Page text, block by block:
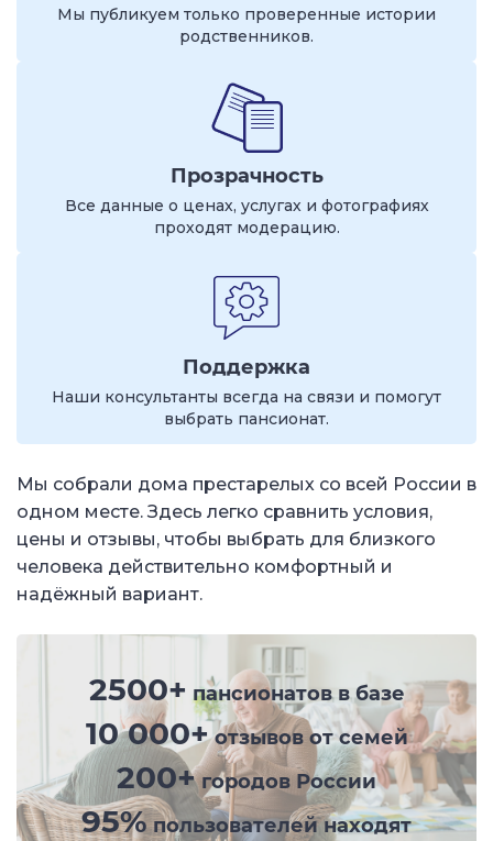
Мы публикуем только проверенные истории
родственников.
Прозрачность
Все данные о ценах, услугах и фотографиях
проходят модерацию.
Поддержка
Наши консультанты всегда на связи и помогут
выбрать пансионат.
Мы собрали дома престарелых со всей России в
одном месте. Здесь легко сравнить условия,
цены и отзывы, чтобы выбрать для близкого
человека действительно комфортный и
надёжный вариант.
2500+ пансионатов в базе
10 000+отзывов от семей
200+городов России
95%пользователей находят